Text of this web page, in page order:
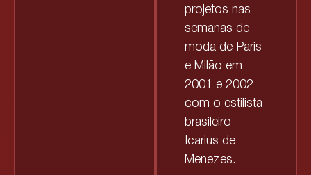
projetos nas
semanas de
moda de Paris
e Milão em
2001 e 2002
com o estilista
brasileiro
Icarius de
Menezes.